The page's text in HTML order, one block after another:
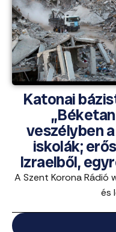
Katonai
veszélyben
iskolák;
Izraelből,
A Szent Korona
és